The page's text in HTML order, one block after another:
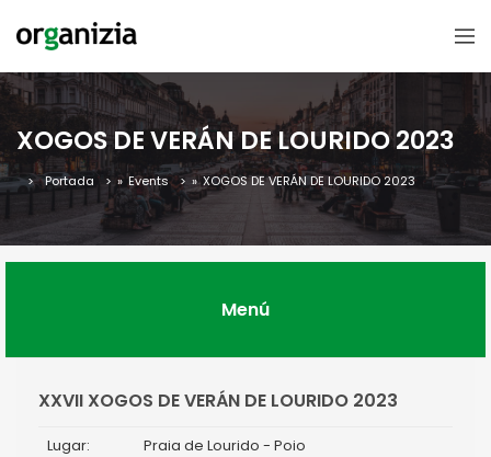
XOGOS DE VERÁN DE LOURIDO 2023
Portada » Events » XOGOS DE VERÁN DE LOURIDO 2023
Menú
XXVII XOGOS DE VERÁN DE LOURIDO 2023
Lugar:
Praia de Lourido - Poio